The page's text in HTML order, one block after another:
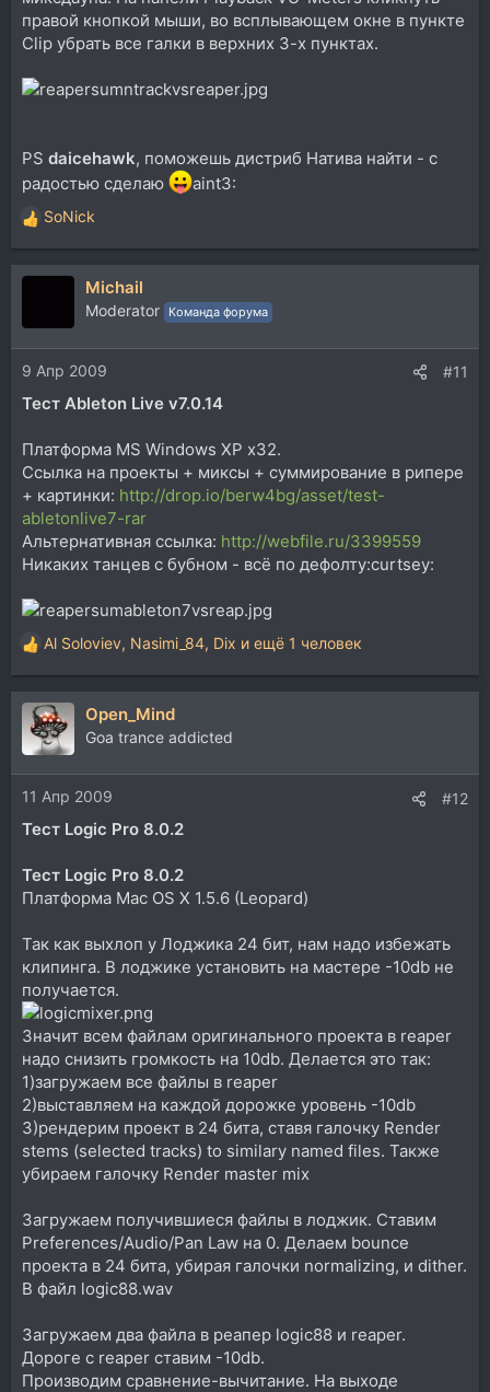
правой кнопкой мыши, во всплывающем окне в пункте
Clip убрать все галки в верхних 3-х пунктах.
PS daicehawk, поможешь дистриб Натива найти - с
радостью сделаю
aint3:
Р
е
а
и
и
:
SoNick
Michail
Moderator Команда форума
9 Апр 2009 #11
Тест Ableton Live v7.0.14
Платформа MS Windows XP x32.
Ссылка на проекты + миксы + суммирование в рипере
+ картинки: http://drop.io/berw4bg/asset/test-
abletonlive7-rar
Альтернативная ссылка: http://webfile.ru/3399559
Никаких танцев с бубном - всё по дефолту:curtsey:
Р
е
а
к
ц
и
и
:
Al Soloviev, Nasimi_84, Dix и ещё 1 человек
Open_Mind
Goa trance addicted
11 Апр 2009 #12
Тест Logic Pro 8.0.2
Тест Logic Pro 8.0.2
Платформа Mac OS X 1.5.6 (Leopard)
Так как выхлоп у Лоджика 24 бит, нам надо избежать
клипинга. В лоджике установить на мастере -10db не
получается.
Значит всем файлам оригинального проекта в reaper
надо снизить громкость на 10db. Делается это так:
1)загружаем все файлы в reaper
2)выставляем на каждой дорожке уровень -10db
3)рендерим проект в 24 бита, ставя галочку Render
stems (selected tracks) to similary named files. Также
убираем галочку Render master mix
Загружаем получившиеся файлы в лоджик. Ставим
Preferences/Audio/Pan Law на 0. Делаем bounce
проекта в 24 бита, убирая галочки normalizing, и dither.
В файл logic88.wav
Загружаем два файла в реапер logic88 и reaper.
Дороге с reaper ставим -10db.
Производим сравнение-вычитание. На выходе